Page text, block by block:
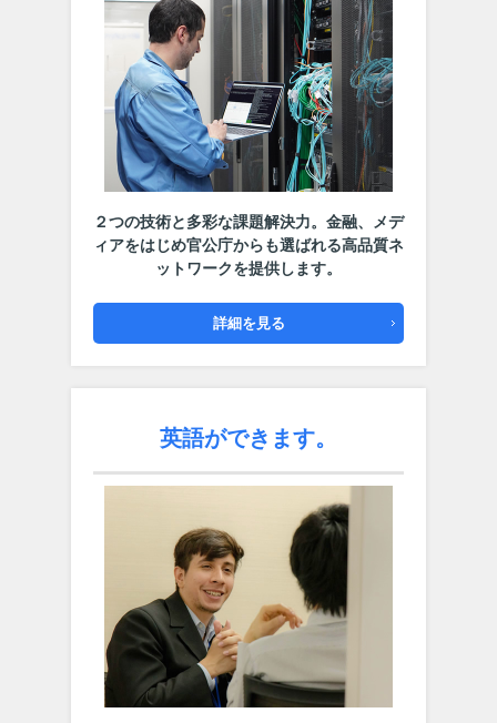
２つの技術と多彩な課題解決力。 金融、メデ
ィアをはじめ官公庁からも選ばれる高品質ネ
ットワークを提供します。
詳細を見る
英語ができます。